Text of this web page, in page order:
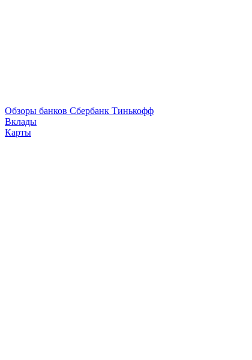
Обзоры банков Сбербанк Тинькофф
Вклады
Карты